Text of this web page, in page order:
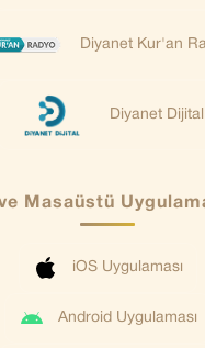
Diyanet Kur'an
Diyanet Dijital
Masaüstü
iOS Uygulaması
Android Uygulaması